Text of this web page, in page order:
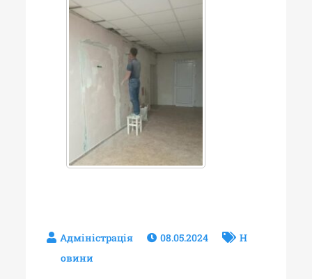
08.05.2024
Н
овини